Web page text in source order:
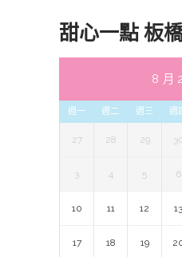
甜心一點 板
8 月
週一 週二 週三 週
27 28 29
3 4 5 6
10 11 12 13
17 18 19